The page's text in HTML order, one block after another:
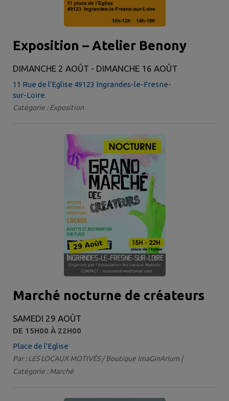
Exposition – Atelier Benony
DIMANCHE 2 AOÛT - DIMANCHE 16 AOÛT
11 Rue de l'Eglise 49123 Ingrandes-le-Fresne-
sur-Loire
Catégorie : Exposition
Marché nocturne de créateurs
SAMEDI 29 AOÛT
DE 15H00 À 22H00
Place de l'Eglise
Par : LES LOCAUX MOTIVÉS / Boutique ImaGinArium |
Catégorie : Marché